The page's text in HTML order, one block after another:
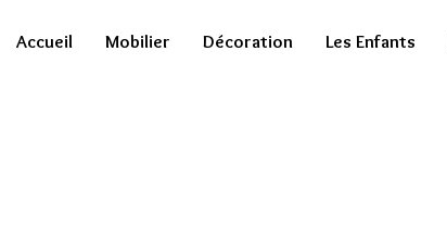
Accueil Mobilier Décoration Les Enfants